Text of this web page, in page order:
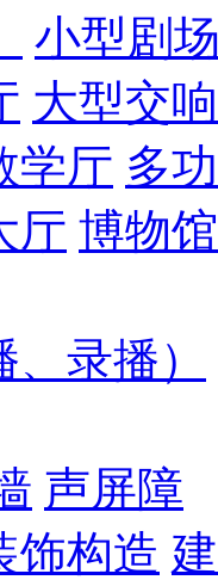
小型剧
大型交
学厅 多
厅 博物
录播）
声屏障
饰构造